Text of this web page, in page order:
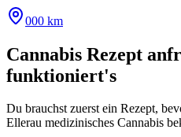
000 km
Cannabis Rezept
funktioniert's
Du brauchst zuerst ein Rezept,
Ellerau medizinisches Cannabis